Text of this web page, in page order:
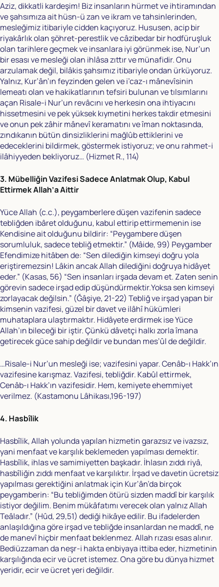
Aziz, dikkatli kardeşim! Biz insanların hürmet ve ihtiramından
ve şahsımıza ait hüsn-ü zan ve ikram ve tahsinlerinden,
mesleğimiz itibariyle cidden kaçıyoruz. Hususen, acip bir
riyakârlık olan şöhret-perestlik ve câzibedar bir hodfüruşluk
olan tarihlere geçmek ve insanlara iyi görünmek ise, Nur’un
bir esası ve mesleği olan ihlâsa zıttır ve münafidir. Onu
arzulamak değil, bilâkis şahsımız itibariyle ondan ürküyoruz.
Yalnız, Kur’ân’ın feyzinden gelen ve i’caz-ı mânevîsinin
lemeatı olan ve hakikatlarının tefsiri bulunan ve tılsımlarını
açan Risale-i Nur’un revâcını ve herkesin ona ihtiyacını
hissetmesini ve pek yüksek kıymetini herkes takdir etmesini
ve onun pek zâhir mânevî keramatını ve îman noktasında,
zındıkanın bütün dinsizliklerini mağlûb ettiklerini ve
edeceklerini bildirmek, göstermek istiyoruz; ve onu rahmet-i
ilâhiyyeden bekliyoruz… (Hizmet R., 114)
3. Mübelliğin Vazifesi Sadece Anlatmak Olup, Kabul
Ettirmek Allah’a Aittir
Yüce Allah (c.c.), peygamberlere düşen vazifenin sadece
tebliğden ibâret olduğunu, kabul ettirip ettirmemenin ise
Kendisine ait olduğunu bildirir: “Peygambere düşen
sorumluluk, sadece tebliğ etmektir.” (Mâide, 99) Peygamber
Efendimize hitâben de: “Sen dilediğin kimseyi doğru yola
eriştiremezsin! Lâkin ancak Allah dilediğini doğruya hidâyet
eder.” (Kasas, 56) “Sen insanları irşada devam et. Zaten senin
görevin sadece irşad edip düşündürmektir.Yoksa sen kimseyi
zorlayacak değilsin.” (Ğâşiye, 21-22) Tebliğ ve irşad yapan bir
kimsenin vazifesi, güzel bir davet ve ilâhî hükümleri
muhataplara ulaştırmaktır. Hidâyete erdirmek ise Yüce
Allah’ın bileceği bir iştir. Çünkü dâvetçi halkı zorla îmana
getirecek güce sahip değildir ve bundan mes’ûl de değildir.
…Risale-i Nur’un mesleği ise; vazifesini yapar. Cenâb-ı Hakk’ın
vazifesine karışmaz. Vazifesi, tebliğdir. Kabûl ettirmek,
Cenâb-ı Hakk’ın vazifesidir. Hem, kemiyete ehemmiyet
verilmez. (Kastamonu Lâhikası,196-197)
4. Hasbîlik
Hasbîlik, Allah yolunda yapılan hizmetin garazsız ve ivazsız,
yani menfaat ve karşılık beklemeden yapılması demektir.
Hasbîlik, ihlas ve samimiyetten başkadır. İhlasın zıddı riyâ,
hasbîliğin zıddı menfaat ve karşılıktır. İrşad ve davetin ücretsiz
yapılması gerektiğini anlatmak için Kur’ân’da birçok
peygamberin: “Bu tebliğimden ötürü sizden maddî bir karşılık
istiyor değilim. Benim mükâfatımı verecek olan yalnız Allah
Teâladır.” (Hûd, 29,51) dediği hikâye edilir. Bu ifadelerden
anlaşıldığına göre irşad ve tebliğde insanlardan ne maddî, ne
de manevî hiçbir menfaat beklenmez. Allah rızası esas alınır.
Bediüzzaman da neşr-i hakta enbiyaya ittiba eder, hizmetinin
karşılığında ecir ve ücret istemez. Ona göre bu dünya hizmet
yeridir, ecir ve ücret yeri değildir.